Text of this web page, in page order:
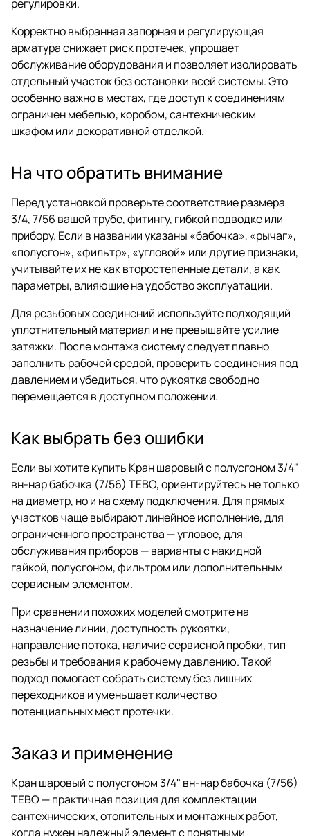
регулировки.
Корректно выбранная запорная и регулирующая
арматура снижает риск протечек, упрощает
обслуживание оборудования и позволяет изолировать
отдельный участок без остановки всей системы. Это
особенно важно в местах, где доступ к соединениям
ограничен мебелью, коробом, сантехническим
шкафом или декоративной отделкой.
На что обратить внимание
Перед установкой проверьте соответствие размера
3/4, 7/56 вашей трубе, фитингу, гибкой подводке или
прибору. Если в названии указаны «бабочка», «рычаг»,
«полусгон», «фильтр», «угловой» или другие признаки,
учитывайте их не как второстепенные детали, а как
параметры, влияющие на удобство эксплуатации.
Для резьбовых соединений используйте подходящий
уплотнительный материал и не превышайте усилие
затяжки. После монтажа систему следует плавно
заполнить рабочей средой, проверить соединения под
давлением и убедиться, что рукоятка свободно
перемещается в доступном положении.
Как выбрать без ошибки
Если вы хотите купить Кран шаровый с полусгоном 3/4"
вн-нар бабочка (7/56) ТЕВО, ориентируйтесь не только
на диаметр, но и на схему подключения. Для прямых
участков чаще выбирают линейное исполнение, для
ограниченного пространства — угловое, для
обслуживания приборов — варианты с накидной
гайкой, полусгоном, фильтром или дополнительным
сервисным элементом.
При сравнении похожих моделей смотрите на
назначение линии, доступность рукоятки,
направление потока, наличие сервисной пробки, тип
резьбы и требования к рабочему давлению. Такой
подход помогает собрать систему без лишних
переходников и уменьшает количество
потенциальных мест протечки.
Заказ и применение
Кран шаровый с полусгоном 3/4" вн-нар бабочка (7/56)
ТЕВО — практичная позиция для комплектации
сантехнических, отопительных и монтажных работ,
когда нужен надежный элемент с понятными